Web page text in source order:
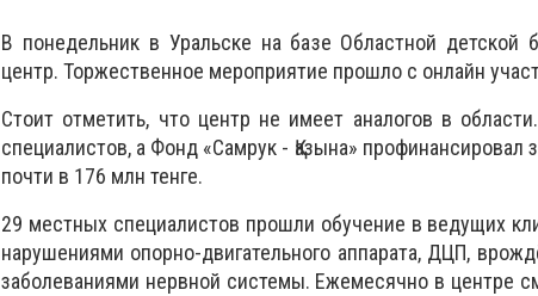
В понедельник в Уральске на базе Областной детской
центр. Торжественное мероприятие прошло с онлайн
Стоит отметить, что центр не имеет аналогов в
специалистов, а Фонд «Самрук - Қазына»
почти в 176 млн тенге.
29 местных специалистов прошли обучение в ведущих
нарушениями опорно-двигательного аппарата, ДЦП,
заболеваниями нервной системы. Ежемесячно в центре